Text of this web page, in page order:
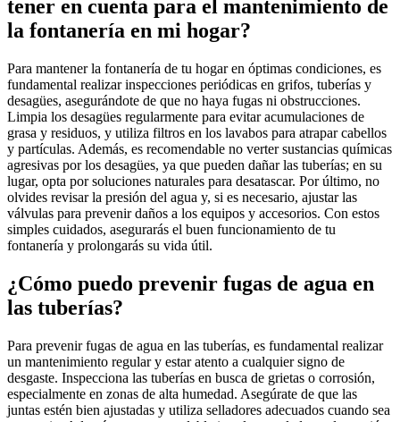
tener en cuenta para el mantenimiento de
la fontanería en mi hogar?
Para mantener la fontanería de tu hogar en óptimas condiciones, es
fundamental realizar inspecciones periódicas en grifos, tuberías y
desagües, asegurándote de que no haya fugas ni obstrucciones.
Limpia los desagües regularmente para evitar acumulaciones de
grasa y residuos, y utiliza filtros en los lavabos para atrapar cabellos
y partículas. Además, es recomendable no verter sustancias químicas
agresivas por los desagües, ya que pueden dañar las tuberías; en su
lugar, opta por soluciones naturales para desatascar. Por último, no
olvides revisar la presión del agua y, si es necesario, ajustar las
válvulas para prevenir daños a los equipos y accesorios. Con estos
simples cuidados, asegurarás el buen funcionamiento de tu
fontanería y prolongarás su vida útil.
¿Cómo puedo prevenir fugas de agua en
las tuberías?
Para prevenir fugas de agua en las tuberías, es fundamental realizar
un mantenimiento regular y estar atento a cualquier signo de
desgaste. Inspecciona las tuberías en busca de grietas o corrosión,
especialmente en zonas de alta humedad. Asegúrate de que las
juntas estén bien ajustadas y utiliza selladores adecuados cuando sea